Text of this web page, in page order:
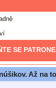
SE
Až na